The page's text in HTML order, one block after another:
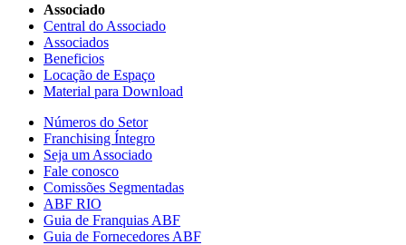
Associado
Central do Associado
Associados
Beneficios
Locação de Espaço
Material para Download
Números do Setor
Franchising Íntegro
Seja um Associado
Fale conosco
Comissões Segmentadas
ABF RIO
Guia de Franquias ABF
Guia de Fornecedores ABF